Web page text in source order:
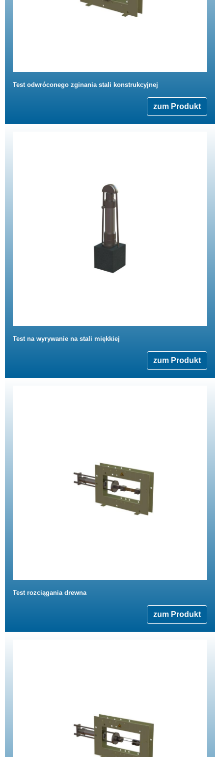
Test odwróconego zginania stali konstrukcyjnej
zum Produkt
Test na wyrywanie na stali miękkiej
zum Produkt
Test rozciągania drewna
zum Produkt